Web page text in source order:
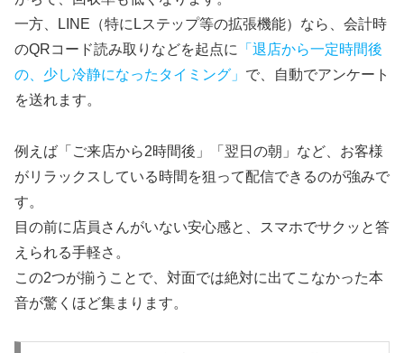
一方、LINE（特にLステップ等の拡張機能）なら、会計時
のQRコード読み取りなどを起点に
「退店から一定時間後
の、少し冷静になったタイミング」 で、自動でアンケート
を送れます。
例えば「ご来店から2時間後」「翌日の朝」など、お客様
がリラックスしている時間を狙って配信できるのが強みで
す。
目の前に店員さんがいない安心感と、スマホでサクッと答
えられる手軽さ。
この2つが揃うことで、対面では絶対に出てこなかった本
音が驚くほど集まります。